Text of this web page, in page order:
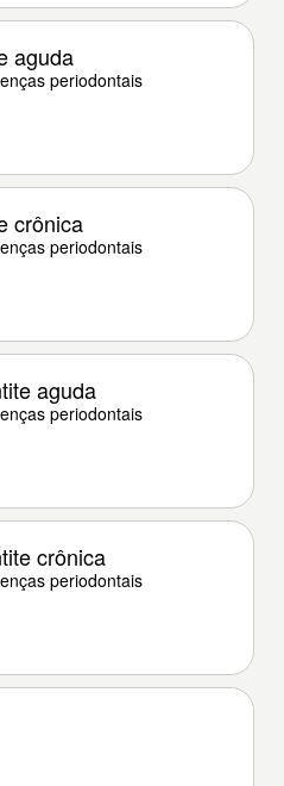
aguda
periodontais
crônica
periodontais
aguda
periodontais
crônica
periodontais